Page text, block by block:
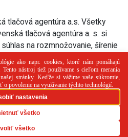
tlačová agentúra a.s. Všetky
tlačová agentúra a. s. si
na rozmnožovanie, šírenie